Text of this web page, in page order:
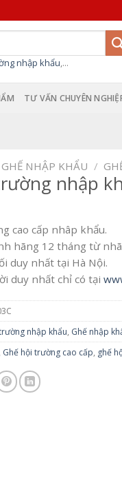
nhập khẩu,...
TƯ VẤN CHUYÊN
GHẾ NHẬP KHẨU /
nhập
cao cấp nhâp khẩu.
hãng 12 tháng từ
duy nhất tại Hà Nội.
duy nhất chỉ có tại
nhập khẩu, Ghế nhập
Ghế hội trường cao cấp, ghế